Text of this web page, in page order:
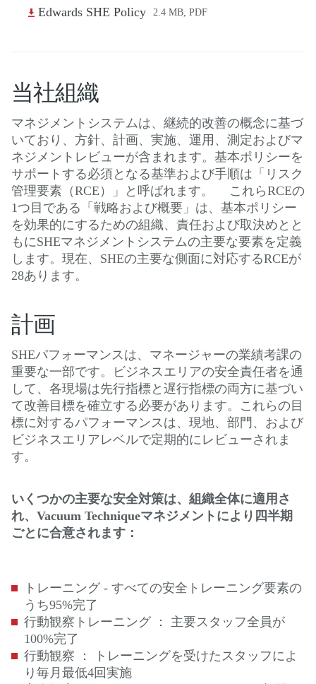
Edwards SHE Policy 2.4 MB, PDF
当社組織
マネジメントシステムは、継続的改善の概念に基づ
いており、方針、計画、実施、運用、測定およびマ
ネジメントレビューが含まれます。基本ポリシーを
サポートする必須となる基準および手順は「リスク
管理要素（RCE）」と呼ばれます。 これらRCEの
1つ目である「戦略および概要」は、基本ポリシー
を効果的にするための組織、責任および取決めとと
もにSHEマネジメントシステムの主要な要素を定義
します。現在、SHEの主要な側面に対応するRCEが
28あります。
計画
SHEパフォーマンスは、マネージャーの業績考課の
重要な一部です。ビジネスエリアの安全責任者を通
して、各現場は先行指標と遅行指標の両方に基づい
て改善目標を確立する必要があります。これらの目
標に対するパフォーマンスは、現地、部門、および
ビジネスエリアレベルで定期的にレビューされま
す。
いくつかの主要な安全対策は、組織全体に適用さ
れ、Vacuum Techniqueマネジメントにより四半期
ごとに合意されます：
トレーニング - すべての安全トレーニング要素の
うち95%完了
行動観察トレーニング ： 主要スタッフ全員が
100%完了
行動観察 ： トレーニングを受けたスタッフによ
り毎月最低4回実施